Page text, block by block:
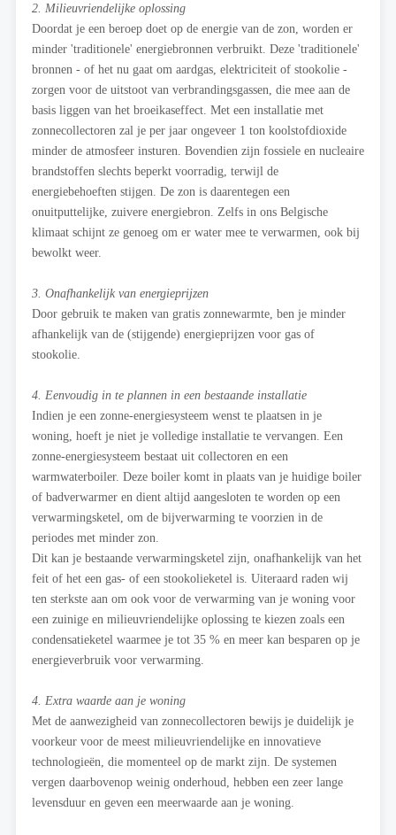
2. Milieuvriendelijke oplossing
Doordat je een beroep doet op de energie van de zon, worden er
minder 'traditionele' energiebronnen verbruikt. Deze 'traditionele'
bronnen - of het nu gaat om aardgas, elektriciteit of stookolie -
zorgen voor de uitstoot van verbrandingsgassen, die mee aan de
basis liggen van het broeikaseffect. Met een installatie met
zonnecollectoren zal je per jaar ongeveer 1 ton koolstofdioxide
minder de atmosfeer insturen. Bovendien zijn fossiele en nucleaire
brandstoffen slechts beperkt voorradig, terwijl de
energiebehoeften stijgen. De zon is daarentegen een
onuitputtelijke, zuivere energiebron. Zelfs in ons Belgische
klimaat schijnt ze genoeg om er water mee te verwarmen, ook bij
bewolkt weer.
3. Onafhankelijk van energieprijzen
Door gebruik te maken van gratis zonnewarmte, ben je minder
afhankelijk van de (stijgende) energieprijzen voor gas of
stookolie.
4. Eenvoudig in te plannen in een bestaande installatie
Indien je een zonne-energiesysteem wenst te plaatsen in je
woning, hoeft je niet je volledige installatie te vervangen. Een
zonne-energiesysteem bestaat uit collectoren en een
warmwaterboiler. Deze boiler komt in plaats van je huidige boiler
of badverwarmer en dient altijd aangesloten te worden op een
verwarmingsketel, om de bijverwarming te voorzien in de
periodes met minder zon.
Dit kan je bestaande verwarmingsketel zijn, onafhankelijk van het
feit of het een gas- of een stookolieketel is. Uiteraard raden wij
ten sterkste aan om ook voor de verwarming van je woning voor
een zuinige en milieuvriendelijke oplossing te kiezen zoals een
condensatieketel waarmee je tot 35 % en meer kan besparen op je
energieverbruik voor verwarming.
4. Extra waarde aan je woning
Met de aanwezigheid van zonnecollectoren bewijs je duidelijk je
voorkeur voor de meest milieuvriendelijke en innovatieve
technologieën, die momenteel op de markt zijn. De systemen
vergen daarbovenop weinig onderhoud, hebben een zeer lange
levensduur en geven een meerwaarde aan je woning.